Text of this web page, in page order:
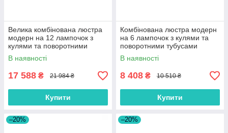
Велика комбінована люстра
модерн на 12 лампочок з
кулями та поворотними
тубусами
В наявності
17 588 ₴ 21 984 ₴
Купити
Комбінована люстра модерн
на 6 лампочок з кулями та
поворотними тубусами
В наявності
8 408 ₴ 10 510 ₴
Купити
–20% –20%